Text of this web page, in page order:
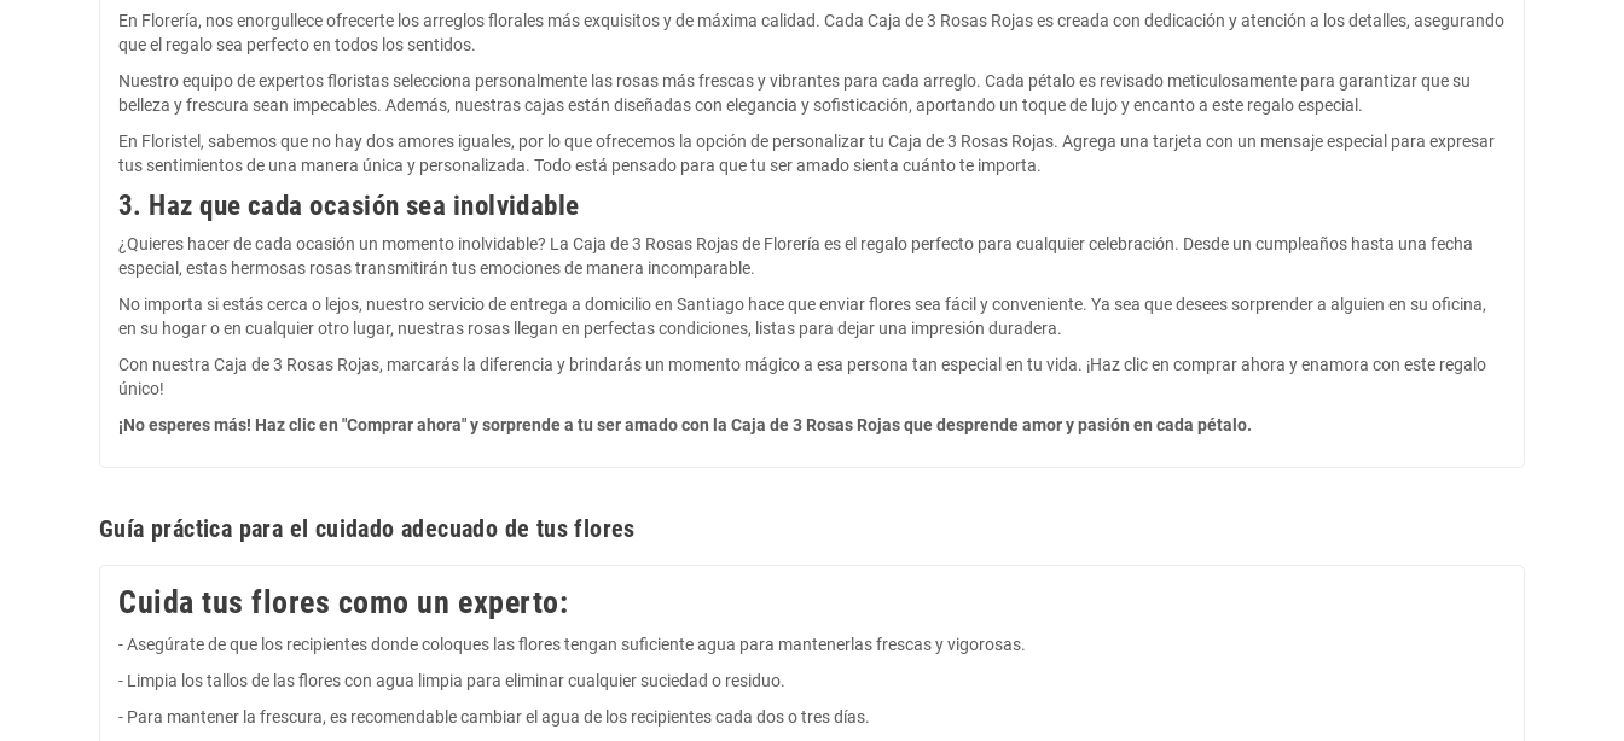
En Florería, nos enorgullece ofrecerte los arreglos florales más exquisitos y de máxima calidad. Cada Caja de 3 Rosas Rojas es creada con dedicación y atención a los detalles, asegurando
que el regalo sea perfecto en todos los sentidos.
Nuestro equipo de expertos floristas selecciona personalmente las rosas más frescas y vibrantes para cada arreglo. Cada pétalo es revisado meticulosamente para garantizar que su
belleza y frescura sean impecables. Además, nuestras cajas están diseñadas con elegancia y sofisticación, aportando un toque de lujo y encanto a este regalo especial.
En Floristel, sabemos que no hay dos amores iguales, por lo que ofrecemos la opción de personalizar tu Caja de 3 Rosas Rojas. Agrega una tarjeta con un mensaje especial para expresar
tus sentimientos de una manera única y personalizada. Todo está pensado para que tu ser amado sienta cuánto te importa.
3. Haz que cada ocasión sea inolvidable
¿Quieres hacer de cada ocasión un momento inolvidable? La Caja de 3 Rosas Rojas de Florería es el regalo perfecto para cualquier celebración. Desde un cumpleaños hasta una fecha
especial, estas hermosas rosas transmitirán tus emociones de manera incomparable.
No importa si estás cerca o lejos, nuestro servicio de entrega a domicilio en Santiago hace que enviar flores sea fácil y conveniente. Ya sea que desees sorprender a alguien en su oficina,
en su hogar o en cualquier otro lugar, nuestras rosas llegan en perfectas condiciones, listas para dejar una impresión duradera.
Con nuestra Caja de 3 Rosas Rojas, marcarás la diferencia y brindarás un momento mágico a esa persona tan especial en tu vida. ¡Haz clic en comprar ahora y enamora con este regalo
único!
¡No esperes más! Haz clic en "Comprar ahora" y sorprende a tu ser amado con la Caja de 3 Rosas Rojas que desprende amor y pasión en cada pétalo.
Guía práctica para el cuidado adecuado de tus flores
Cuida tus flores como un experto:
- Asegúrate de que los recipientes donde coloques las flores tengan suficiente agua para mantenerlas frescas y vigorosas.
- Limpia los tallos de las flores con agua limpia para eliminar cualquier suciedad o residuo.
- Para mantener la frescura, es recomendable cambiar el agua de los recipientes cada dos o tres días.